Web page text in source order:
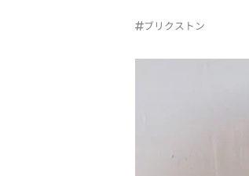
ブリクストン